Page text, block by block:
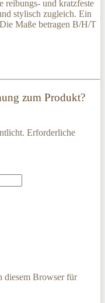
reibungs- und kratzfeste
stylisch zugleich. Ein
Maße betragen B/H/T
zum Produkt?
Erforderliche
diesem Browser für